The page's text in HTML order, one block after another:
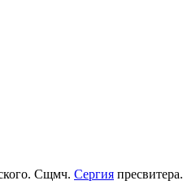
Сщмч. Сергия пресвитера.